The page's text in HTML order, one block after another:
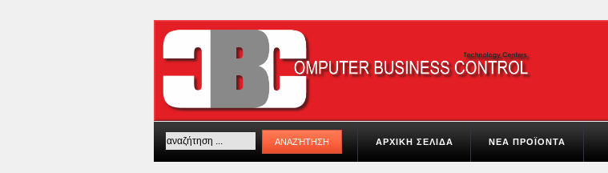
ΑΡΧΙΚΗ ΣΕΛΙΔΑ ΝΕΑ ΠΡΟΪΟΝΤΑ